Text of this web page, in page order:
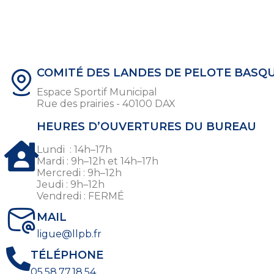
COMITÉ DES LANDES DE PELOTE
Espace Sportif Municipal
Rue des prairies - 40100 DAX
HEURES D’OUVERTURES DU BUREAU
Lundi : 14h–17h
Mardi : 9h–12h et 14h–17h
Mercredi : 9h–12h
Jeudi : 9h–12h
Vendredi : FERMÉ
MAIL
ligue@llpb.fr
TÉLÉPHONE